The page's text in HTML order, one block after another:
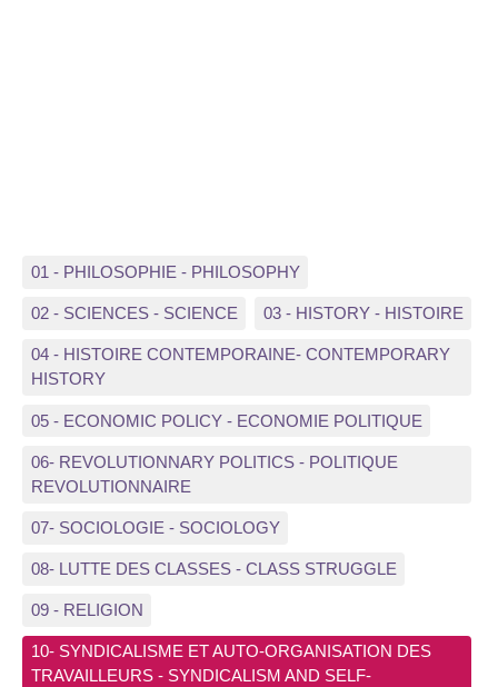
01 - PHILOSOPHIE - PHILOSOPHY
02 - SCIENCES - SCIENCE 03 - HISTORY - HISTOIRE
04 - HISTOIRE CONTEMPORAINE- CONTEMPORARY
HISTORY
05 - ECONOMIC POLICY - ECONOMIE POLITIQUE
06- REVOLUTIONNARY POLITICS - POLITIQUE
REVOLUTIONNAIRE
07- SOCIOLOGIE - SOCIOLOGY
08- LUTTE DES CLASSES - CLASS STRUGGLE
09 - RELIGION
10- SYNDICALISME ET AUTO-ORGANISATION DES
TRAVAILLEURS - SYNDICALISM AND SELF-